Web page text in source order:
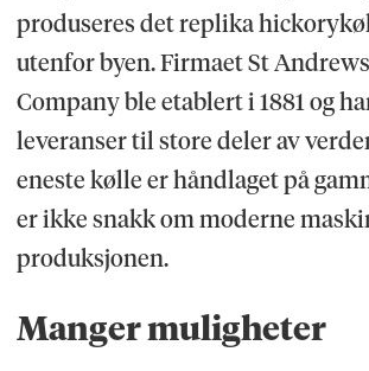
produseres det replika
utenfor byen. Firmaet St
Company ble etablert i 1881 og
leveranser til store deler av
eneste kølle er håndlaget på
er ikke snakk om moderne
produksjonen.
Manger muligheter